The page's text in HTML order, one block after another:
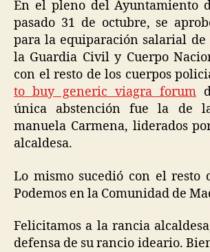
En el pleno del Ayuntamiento
pasado 31 de octubre, se
para la equiparación salarial de
la Guardia Civil y Cuerpo
con el resto de los cuerpos
to buy generic viagra forum
única abstención fue la de
manuela Carmena, liderados
alcaldesa.
Lo mismo sucedió con el resto
Podemos en la Comunidad de
Felicitamos a la rancia
defensa de su rancio ideario.